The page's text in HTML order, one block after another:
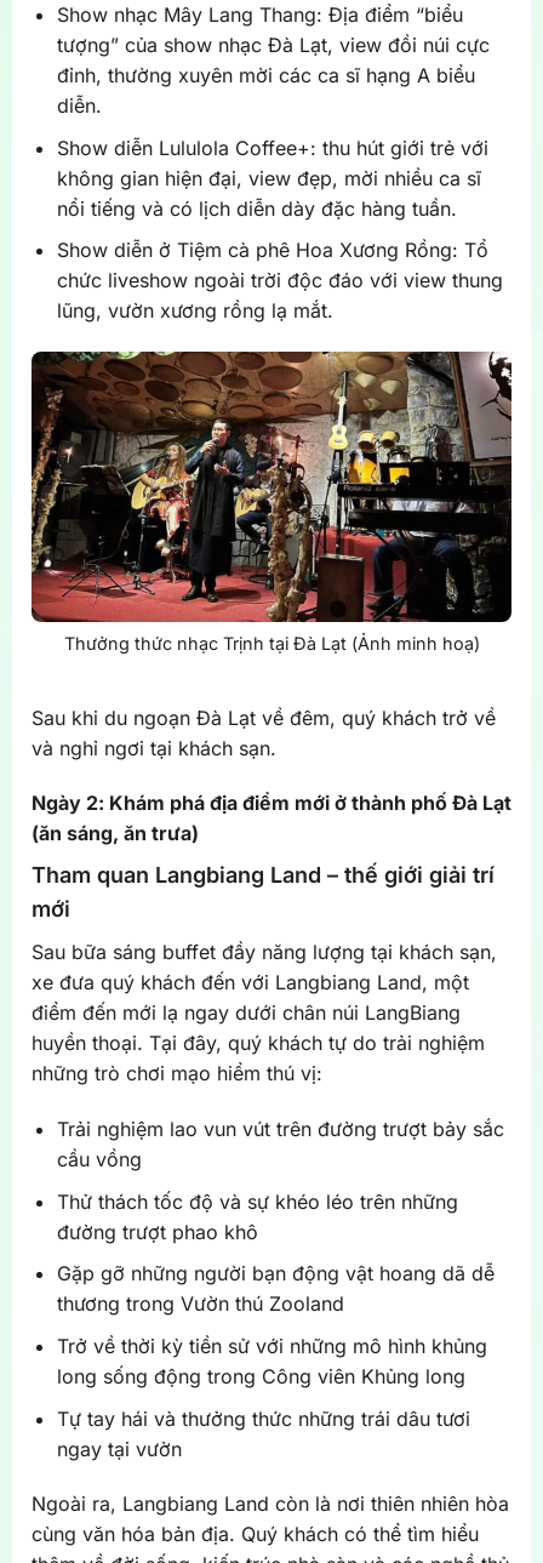
Show nhạc Mây Lang Thang: Địa điểm “biểu
tượng” của show nhạc Đà Lạt, view đồi núi cực
đỉnh, thường xuyên mời các ca sĩ hạng A biểu
diễn.
Show diễn Lululola Coffee+: thu hút giới trẻ với
không gian hiện đại, view đẹp, mời nhiều ca sĩ
nổi tiếng và có lịch diễn dày đặc hàng tuần.
Show diễn ở Tiệm cà phê Hoa Xương Rồng: Tổ
chức liveshow ngoài trời độc đáo với view thung
lũng, vườn xương rồng lạ mắt.
Thưởng thức nhạc Trịnh tại Đà Lạt (Ảnh minh hoạ)
Sau khi du ngoạn Đà Lạt về đêm, quý khách trở về
và nghỉ ngơi tại khách sạn.
Ngày 2: Khám phá địa điểm mới ở thành phố Đà Lạt
(ăn sáng, ăn trưa)
Tham quan Langbiang Land – thế giới giải trí
mới
Sau bữa sáng buffet đầy năng lượng tại khách sạn,
xe đưa quý khách đến với Langbiang Land, một
điểm đến mới lạ ngay dưới chân núi LangBiang
huyền thoại. Tại đây, quý khách tự do trải nghiệm
những trò chơi mạo hiểm thú vị:
Trải nghiệm lao vun vút trên đường trượt bảy sắc
cầu vồng
Thử thách tốc độ và sự khéo léo trên những
đường trượt phao khô
Gặp gỡ những người bạn động vật hoang dã dễ
thương trong Vườn thú Zooland
Trở về thời kỳ tiền sử với những mô hình khủng
long sống động trong Công viên Khủng long
Tự tay hái và thưởng thức những trái dâu tươi
ngay tại vườn
Ngoài ra, Langbiang Land còn là nơi thiên nhiên hòa
cùng văn hóa bản địa. Quý khách có thể tìm hiểu